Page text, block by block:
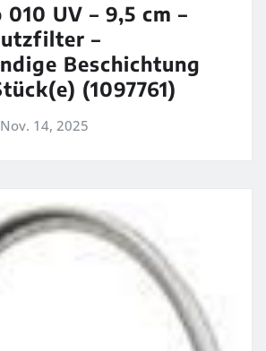
UV – 9,5 cm –
–
Beschichtung
(1097761)
Nov. 14, 2025